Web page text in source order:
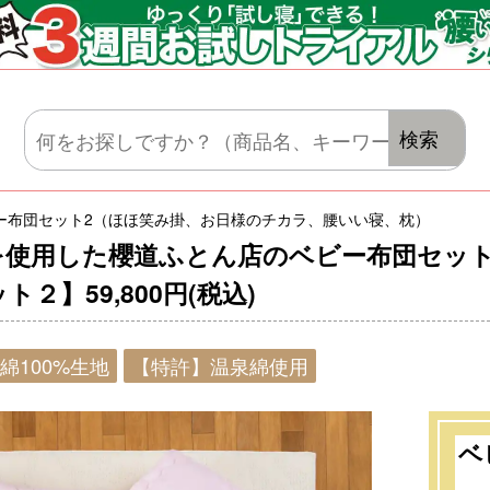
２】 59,800円(税込)
用した櫻道ふとん店のベビー布団セッ
ットレス・肌がけ・毛布・セット布団
検索
布団セット2（ほほ笑み掛、お日様のチカラ、腰いい寝、枕）
綿100%生地 【特許】温泉綿使用
ベ